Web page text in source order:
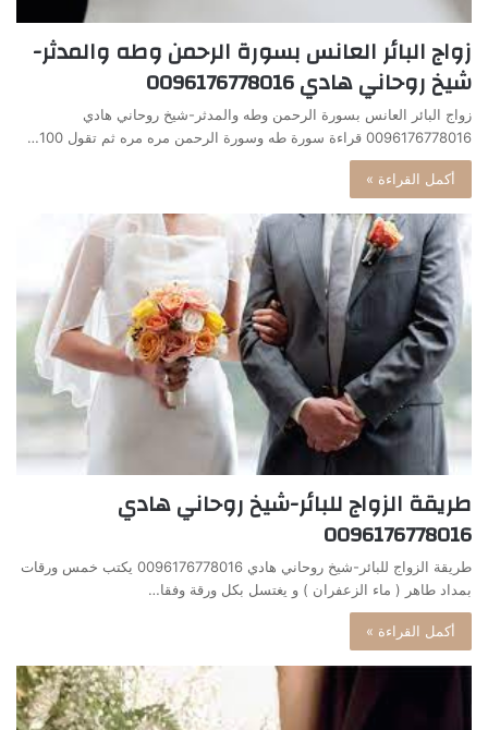
زواج البائر العانس بسورة الرحمن وطه والمدثر-
شيخ روحاني هادي 0096176778016
زواج البائر العانس بسورة الرحمن وطه والمدثر-شيخ روحاني هادي
0096176778016 قراءة سورة طه وسورة الرحمن مره مره ثم تقول 100…
أكمل القراءة »
طريقة الزواج للبائر-شيخ روحاني هادي
0096176778016
طريقة الزواج للبائر-شيخ روحاني هادي 0096176778016 يكتب خمس ورقات
بمداد طاهر ( ماء الزعفران ) و يغتسل بكل ورقة وفقا…
أكمل القراءة »